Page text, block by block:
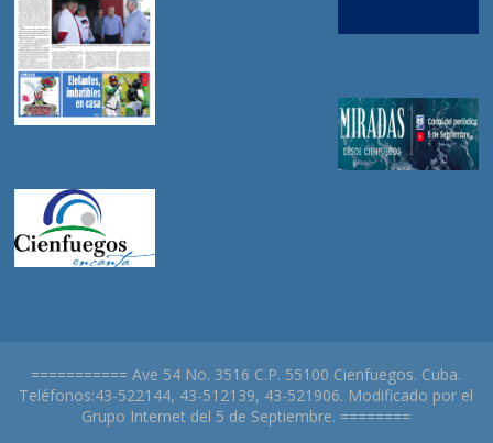
=========== Ave 54 No. 3516 C.P. 55100 Cienfuegos. Cuba.
Teléfonos:43-522144, 43-512139, 43-521906. Modificado por el
Grupo Internet del 5 de Septiembre. ========